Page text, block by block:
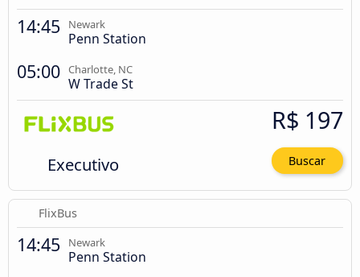
14:45 Newark
Penn Station
05:00 Charlotte, NC
W Trade St
Executivo
R$ 197
Buscar
FlixBus
14:45 Newark
Penn Station